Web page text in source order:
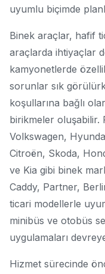
uyumlu biçimde
Binek araçlar, hafif
araçlarda ihtiyaçlar
kamyonetlerde
sorunlar sık
koşullarına bağlı
birikmeler oluşabilir.
Volkswagen,
Citroën, Skoda,
ve Kia gibi binek
Caddy, Partner,
ticari modellerle
minibüs ve otobüs
uygulamaları
Hizmet sürecinde